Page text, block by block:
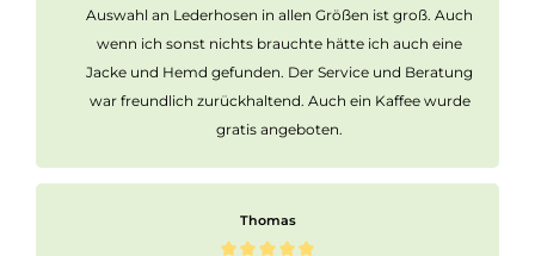
Auswahl an Lederhosen in allen Größen ist groß. Auch
wenn ich sonst nichts brauchte hätte ich auch eine
Jacke und Hemd gefunden. Der Service und Beratung
war freundlich zurückhaltend. Auch ein Kaffee wurde
gratis angeboten.
Thomas